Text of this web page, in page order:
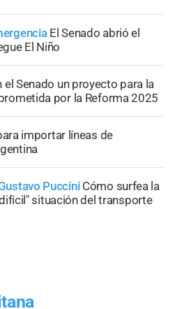
El Senado abrió el
El Niño
el Senado un proyecto para la
por la Reforma 2025
importar líneas de
Puccini Cómo surfea la
situación del transporte